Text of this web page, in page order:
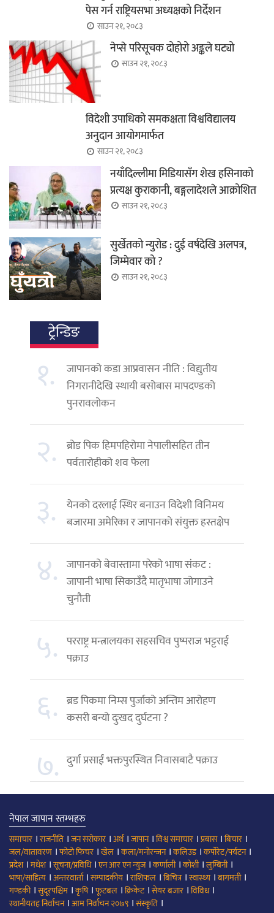
पेस गर्न राष्ट्रियसभा अध्यक्षको निर्देशन
साउन २१, २०८३
नेप्से परिसूचक दोहोरो अङ्कले घट्यो
साउन २१, २०८३
विदेशी उपाधिको समकक्षता विश्वविद्यालय
अनुदान आयोगमार्फत
साउन २१, २०८३
नयाँदिल्लीमा मिडियासँग शेख हसिनाको
प्रत्यक्ष कुराकानी, बङ्गलादेशले आक्रोशित
साउन २१, २०८३
सुर्खेतको न्युरोड : दुई वर्षदेखि अलपत्र,
जिम्मेवार को ?
साउन २१, २०८३
ट्रेन्डिङ
१.
जापानको कडा आप्रवासन नीति : विद्युतीय
निगरानीदेखि स्थायी बसोबास मापदण्डको
पुनरावलोकन
२. ब्रोड पिक हिमपहिरोमा नेपालीसहित तीन
पर्वतारोहीको शव फेला
३.
येनको दरलाई स्थिर बनाउन विदेशी विनिमय
बजारमा अमेरिका र जापानको संयुक्त हस्तक्षेप
४. जापानको बेवास्तामा परेको भाषा संकट :
जापानी भाषा सिकाउँदै मातृभाषा जोगाउने
चुनौती
५. परराष्ट्र मन्त्रालयका सहसचिव पुष्पराज भट्टराई
पक्राउ
६. ब्रड पिकमा निम्स पुर्जाको अन्तिम आरोहण
कसरी बन्यो दुःखद दुर्घटना ?
७. दुर्गा प्रसाईं भक्तपुरस्थित निवासबाटै पक्राउ
नेपाल जापान स्तम्भहरु
समाचार ।राजनीति ।जन सरोकार ।अर्थ।जापान।विश्व समाचार ।प्रबास।बिचार ।
जल/वातावरण ।फोटो फिचर ।खेल ।कला/मनोरन्जन।कलिउड।कर्पोरेट/पर्यटन।
प्रदेश।मधेश।सूचना/प्रविधि।एन आर एन न्युज।कर्णाली।कोशी।लुम्बिनी।
भाषा/साहित्य ।अन्तरवार्ता।सम्पादकीय ।राशिफल ।बिचित्र।स्वास्थ्य ।बागमती।
गण्डकी।सुदूरपश्चिम ।कृषि।फूटबल ।क्रिकेट।सेयर बजार ।विविध।
स्थानीयतह निर्वाचन।आम निर्वाचन २०७९ ।संस्कृति ।